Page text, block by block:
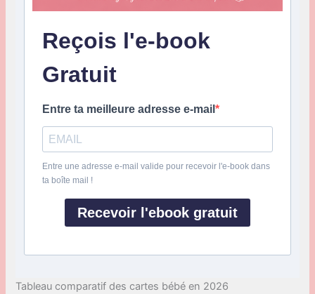
Reçois l'e-book
Gratuit
Entre ta meilleure adresse e-mail
Entre une adresse e-mail valide pour recevoir l'e-book dans
ta boîte mail !
Recevoir l'ebook gratuit
Tableau comparatif des cartes bébé en 2026